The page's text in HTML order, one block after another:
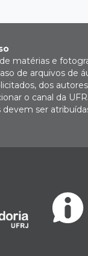
matérias e
de arquivos de
dos
o canal da
devem ser